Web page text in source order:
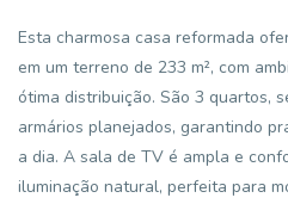
Esta charmosa casa reformada
em um terreno de 233 m², com
ótima distribuição. São 3 quartos,
armários planejados, garantindo
a dia. A sala de TV é ampla e
iluminação natural, perfeita para